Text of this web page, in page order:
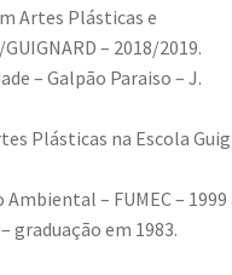
Artes Plásticas e
– 2018/2019.
– Galpão Paraiso – J.
Plásticas na Escola
– FUMEC – 1999
graduação em 1983.